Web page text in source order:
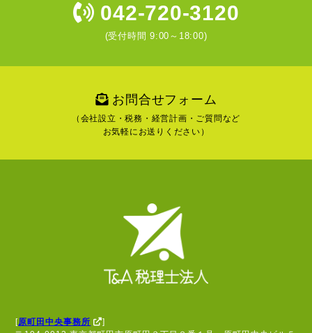
042-720-3120
(受付時間 9:00～18:00)
お問合せフォーム
（会社設立・税務・経営計画・ご質問など
お気軽にお送りください）
[原町田中央事務所
]